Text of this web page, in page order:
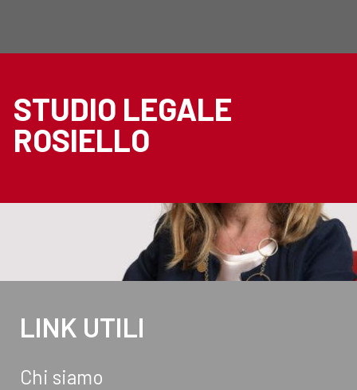
STUDIO LEGALE
ROSIELLO
LINK UTILI
Chi siamo